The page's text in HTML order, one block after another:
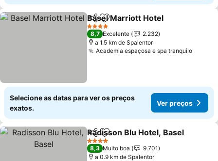
PartilharAdicionar aos favoritos
Basel Marriott Hotel
4 Estrelas
8,7 Excelente
2.232
a 1.5 km de Spalentor
Academia espaçosa e spa tranquilo
Selecione as datas para ver os preços
exatos.
Ver preços
PartilharAdicionar aos favoritos
Radisson Blu Hotel, Basel
4 Estrelas
8,3 Muito boa
9.701
a 0.9 km de Spalentor